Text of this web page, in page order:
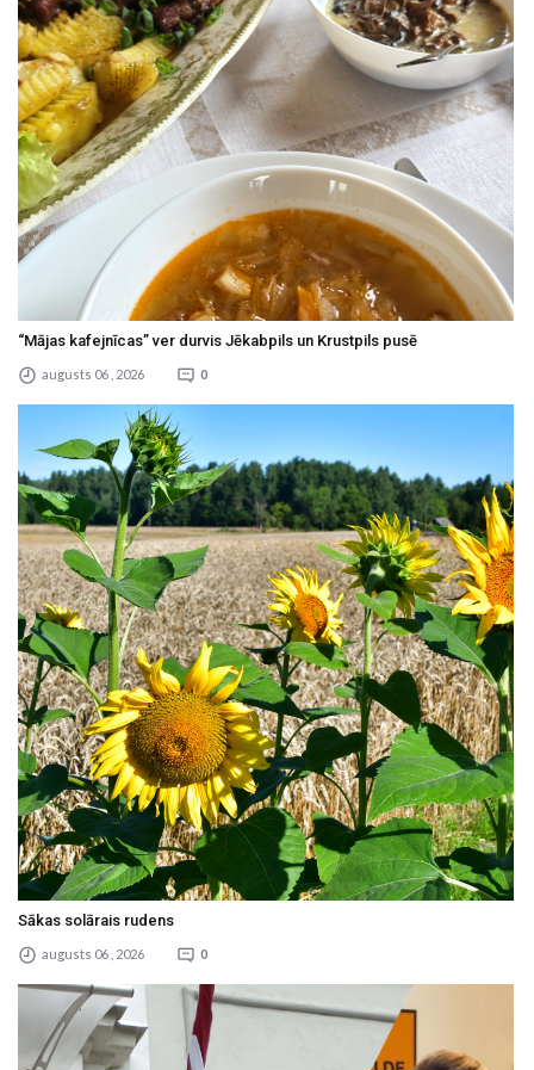
“Mājas kafejnīcas” ver durvis Jēkabpils un Krustpils pusē
augusts 06 , 2026 0
Sākas solārais rudens
augusts 06 , 2026 0